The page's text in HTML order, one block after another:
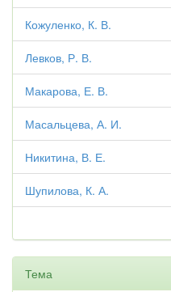
Кожуленко, К. В.
Левков, Р. В.
Макарова, Е. В.
Масальцева, А. И.
Никитина, В. Е.
Шупилова, К. А.
Тема